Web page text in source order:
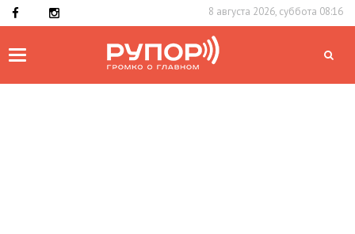
8 августа 2026, суббота 08:16
Toggle